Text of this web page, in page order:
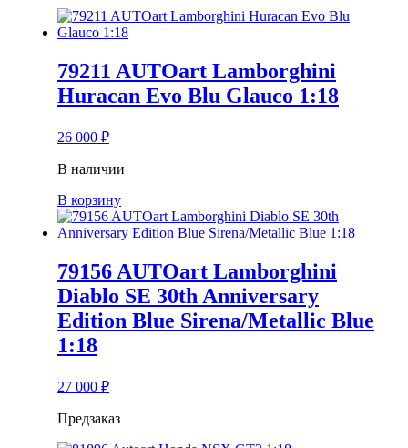
79211 AUTOart Lamborghini
Huracan Evo Blu Glauco 1:18
26 000 ₽
В наличии
В корзину
79156 AUTOart Lamborghini
Diablo SE 30th Anniversary
Edition Blue Sirena/Metallic Blue
1:18
27 000 ₽
Предзаказ